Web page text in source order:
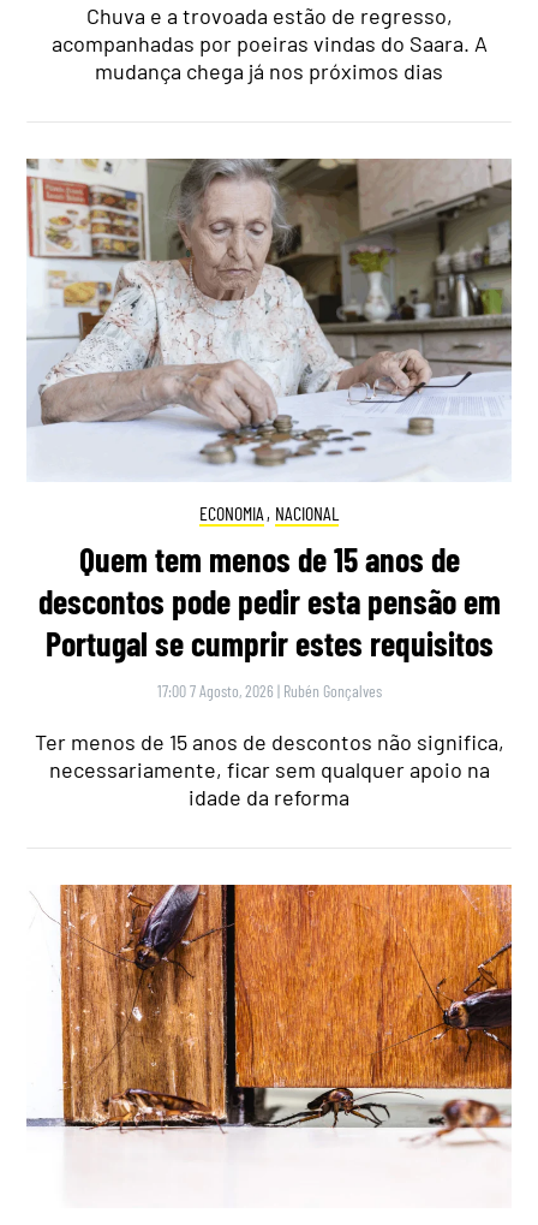
Chuva e a trovoada estão de regresso,
acompanhadas por poeiras vindas do Saara. A
mudança chega já nos próximos dias
ECONOMIA , NACIONAL
Quem tem menos de 15 anos de
descontos pode pedir esta pensão em
Portugal se cumprir estes requisitos
17:00 7 Agosto, 2026 | Rubén Gonçalves
Ter menos de 15 anos de descontos não significa,
necessariamente, ficar sem qualquer apoio na
idade da reforma